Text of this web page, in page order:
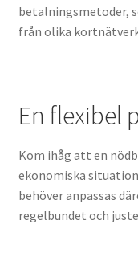
betalningsmetoder,
från olika
En flexibel
Kom ihåg att en
ekonomiska
behöver anpassas
regelbundet och